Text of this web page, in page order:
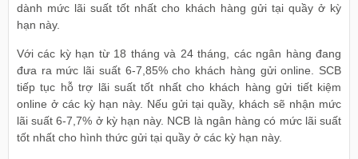
dành mức lãi suất tốt nhất cho khách hàng gửi tại quầy ở kỳ
hạn này.
Với các kỳ hạn từ 18 tháng và 24 tháng, các ngân hàng đang
đưa ra mức lãi suất 6-7,85% cho khách hàng gửi online. SCB
tiếp tục hỗ trợ lãi suất tốt nhất cho khách hàng gửi tiết kiệm
online ở các kỳ hạn này. Nếu gửi tại quầy, khách sẽ nhận mức
lãi suất 6-7,7% ở kỳ hạn này. NCB là ngân hàng có mức lãi suất
tốt nhất cho hình thức gửi tại quầy ở các kỳ hạn này.